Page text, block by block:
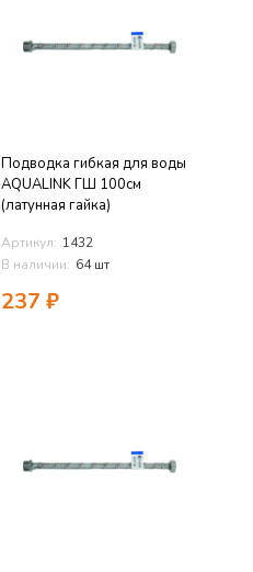
Подводка гибкая для воды
AQUALINK ГШ 100см
(латунная гайка)
Артикул: 1432
В наличии: 64 шт
237 ₽